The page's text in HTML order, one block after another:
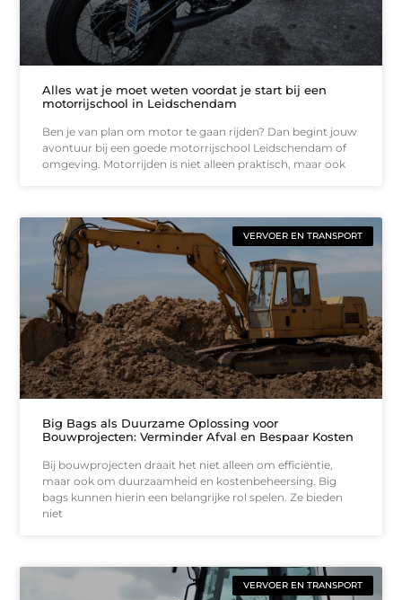
Alles wat je moet weten voordat je start bij een
motorrijschool in Leidschendam
Ben je van plan om motor te gaan rijden? Dan begint jouw
avontuur bij een goede motorrijschool Leidschendam of
omgeving. Motorrijden is niet alleen praktisch, maar ook
VERVOER EN TRANSPORT
Big Bags als Duurzame Oplossing voor
Bouwprojecten: Verminder Afval en Bespaar Kosten
Bij bouwprojecten draait het niet alleen om efficiëntie,
maar ook om duurzaamheid en kostenbeheersing. Big
bags kunnen hierin een belangrijke rol spelen. Ze bieden
niet
VERVOER EN TRANSPORT